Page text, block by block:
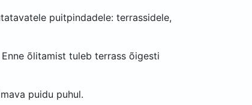
puitpindadele: terrassidele,
õlitamist tuleb terrass õigesti
puidu puhul.